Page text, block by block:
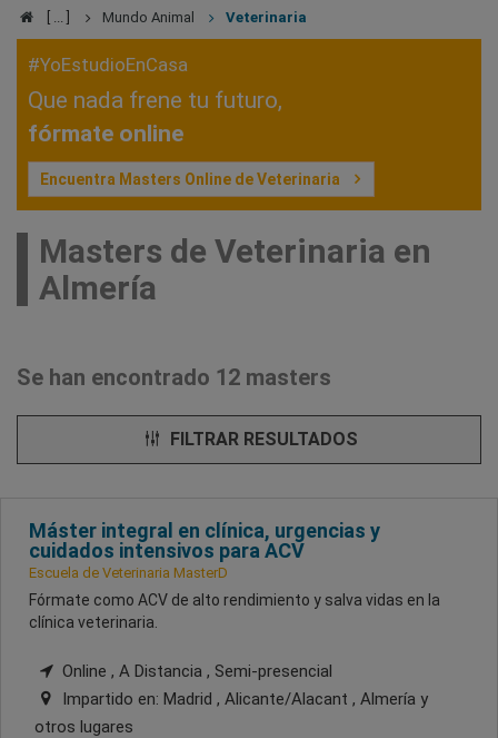
Mundo Animal Veterinaria
#YoEstudioEnCasa
Que nada frene tu futuro,
fórmate online
Encuentra Masters Online de Veterinaria
Masters de Veterinaria en
Almería
Se han encontrado 12 masters
FILTRAR RESULTADOS
Máster integral en clínica, urgencias y
cuidados intensivos para ACV
Escuela de Veterinaria MasterD
Fórmate como ACV de alto rendimiento y salva vidas en la
clínica veterinaria.
Online , A Distancia , Semi-presencial
Impartido en: Madrid , Alicante/Alacant , Almería y
otros lugares